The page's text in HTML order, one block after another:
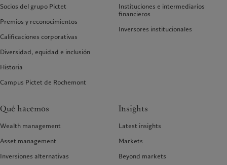
Socios del grupo Pictet
Premios y reconocimientos
Calificaciones corporativas
Diversidad, equidad e inclusión
Historia
Campus Pictet de Rochemont
Instituciones e intermediarios
financieros
Inversores institucionales
Qué hacemos
Wealth management
Asset management
Inversiones alternativas
Insights
Latest insights
Markets
Beyond markets